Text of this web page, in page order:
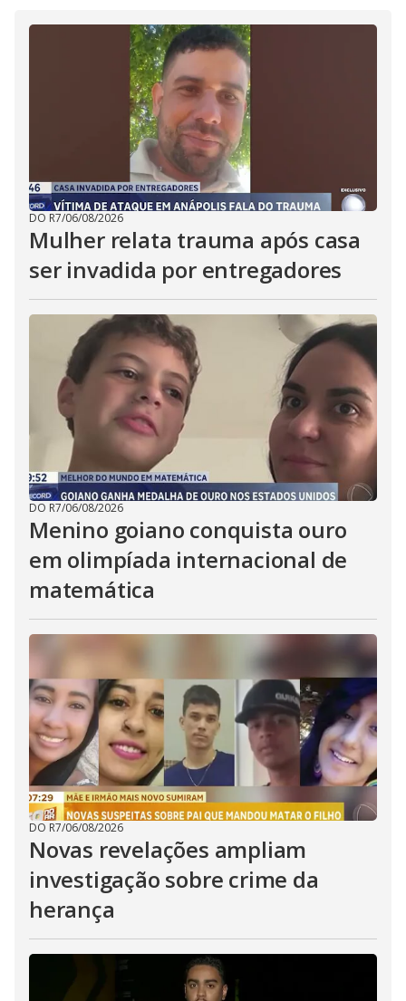
DO R7/06/08/2026
Mulher relata trauma após casa
ser invadida por entregadores
DO R7/06/08/2026
Menino goiano conquista ouro
em olimpíada internacional de
matemática
DO R7/06/08/2026
Novas revelações ampliam
investigação sobre crime da
herança